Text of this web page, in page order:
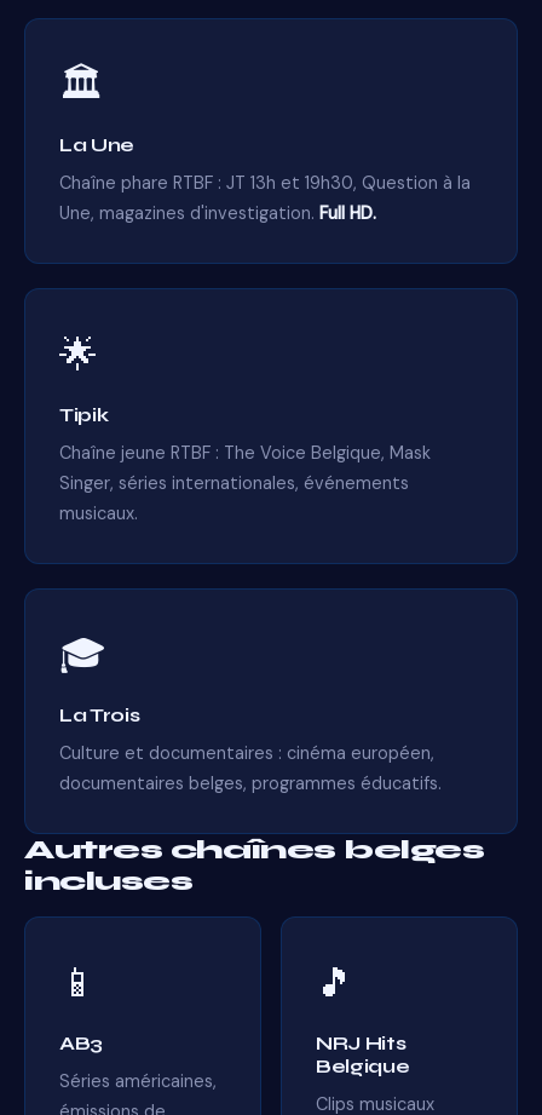
🏛️
La Une
Chaîne phare RTBF : JT 13h et 19h30, Question à la
Une, magazines d'investigation. Full HD.
🌟
Tipik
Chaîne jeune RTBF : The Voice Belgique, Mask
Singer, séries internationales, événements
musicaux.
🎓
La Trois
Culture et documentaires : cinéma européen,
documentaires belges, programmes éducatifs.
Autres chaînes belges
incluses
📱
AB3
Séries américaines,
🎵
NRJ Hits
Belgique
Clips musicaux